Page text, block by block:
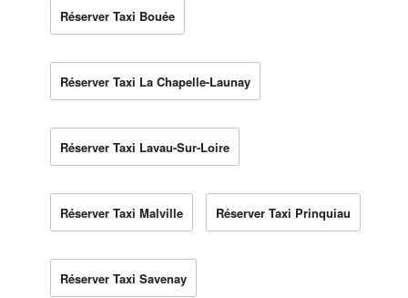
Réserver Taxi Bouée
Réserver Taxi La Chapelle-Launay
Réserver Taxi Lavau-Sur-Loire
Réserver Taxi Malville Réserver Taxi Prinquiau
Réserver Taxi Savenay